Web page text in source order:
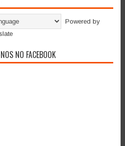
Powered by
NO FACEBOOK